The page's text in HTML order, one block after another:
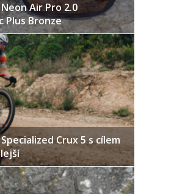
Air Pro 2.0
Bronze
Crux 5 s cílem